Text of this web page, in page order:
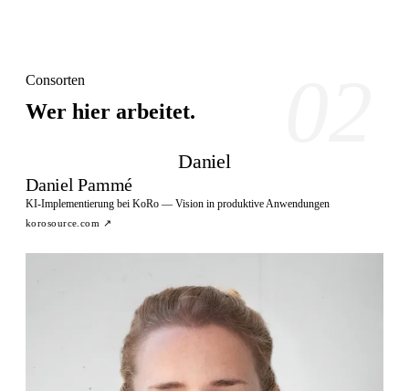
Consorten
Wer hier arbeitet.
Daniel
Daniel Pammé
KI-Implementierung bei KoRo — Vision in produktive Anwendungen
korosource.com ↗